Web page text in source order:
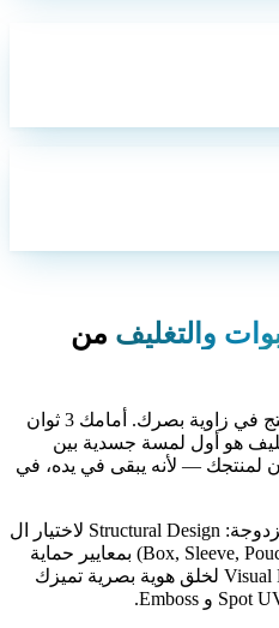
والتغليفمن
منتجك على الرف ينافس 200 منتج في زاوية بصرك. أمامك 3 ثوان
هو أول لمسة جسدية بين
لمنتجك — لأنه يبقى في يده، في
في تكويد نصمم تغليفا بمنهجية مزدوجة: Structural Design لاختيار ال
Dieline الأنسب (Box, Sleeve, Pouch, Bottle, Label) بمعايير حماية
المنتج وتسهيل التصنيع، و Visual Design لخلق هوية بصرية تميزك